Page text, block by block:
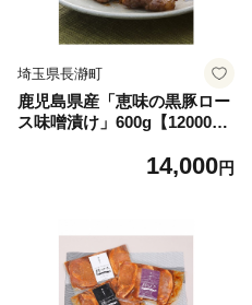
埼玉県長瀞町
鹿児島県産「恵味の黒豚ロー
ス味噌漬け」600g【120000
14,000円